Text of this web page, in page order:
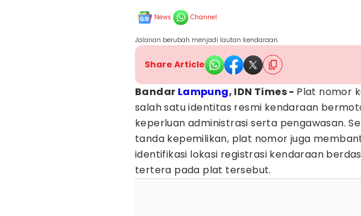
News Channel
Jalanan berubah menjadi lautan kendaraan
Share Article
Bandar Lampung, IDN Times - Plat nomor
salah satu identitas resmi kendaraan
keperluan administrasi serta pengawasan.
tanda kepemilikan, plat nomor juga
identifikasi lokasi registrasi kendaraan
tertera pada plat tersebut.